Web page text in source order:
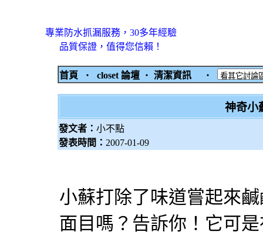
專業防水抓漏服務，30多年經驗
品質保證，值得您信賴！
首頁 ‧ closet 論壇 ‧ 清潔資訊 ‧
神奇小
發文者： 小不點
發表時間： 2007-01-09
小蘇打除了味道嘗起來
面目嗎？告訴你！它可